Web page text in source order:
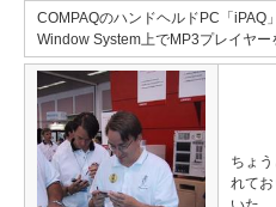
COMPAQのハンドヘルドPC「iPAQ
Window System上でMP3プレイヤー
ちょ
れて